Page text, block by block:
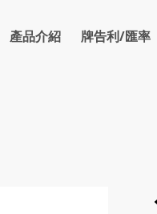
產品介紹 牌告利/匯率